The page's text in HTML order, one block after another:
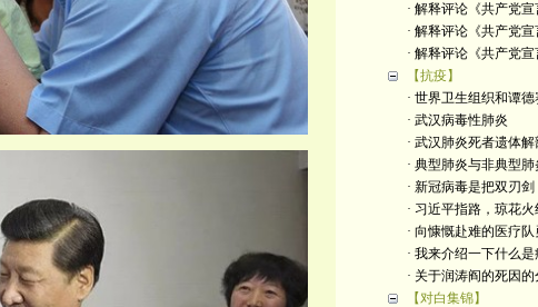
· 解释评论《共产党宣
· 解释评论《共产党宣
· 解释评论《共产党宣
【抗疫】
· 世界卫生组织和谭
· 武汉病毒性肺炎
· 武汉肺炎死者遗体
· 典型肺炎与非典型肺
· 新冠病毒是把双刃剑
· 习近平指路，琼花
· 向慷慨赴难的医疗
· 我来介绍一下什么
· 关于润涛阎的死因
【对白集锦】